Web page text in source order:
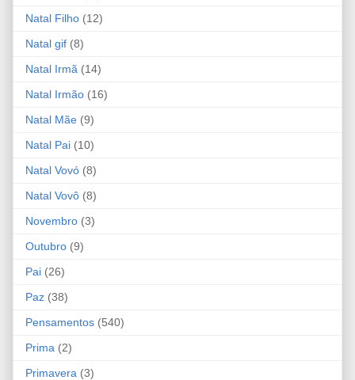
Natal Filho (12)
Natal gif (8)
Natal Irmã (14)
Natal Irmão (16)
Natal Mãe (9)
Natal Pai (10)
Natal Vovó (8)
Natal Vovô (8)
Novembro (3)
Outubro (9)
Pai (26)
Paz (38)
Pensamentos (540)
Prima (2)
Primavera (3)